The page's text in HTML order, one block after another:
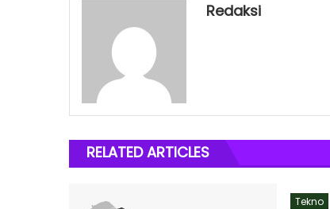
Redaksi
RELATED ARTICLES
Tekno